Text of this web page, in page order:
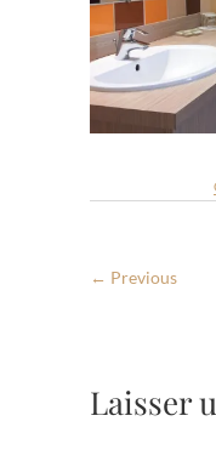
← Previous
Laisser